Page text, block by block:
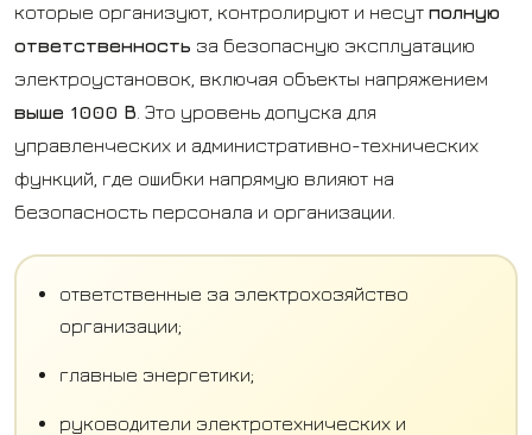
которые организуют, контролируют и несут полную
ответственность за безопасную эксплуатацию
электроустановок, включая объекты напряжением
выше 1000 В . Это уровень допуска для
управленческих и административно-технических
функций, где ошибки напрямую влияют на
безопасность персонала и организации.
ответственные за электрохозяйство
организации;
главные энергетики;
руководители электротехнических и